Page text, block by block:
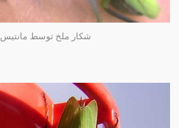
شکار ملخ توسط مانتیس